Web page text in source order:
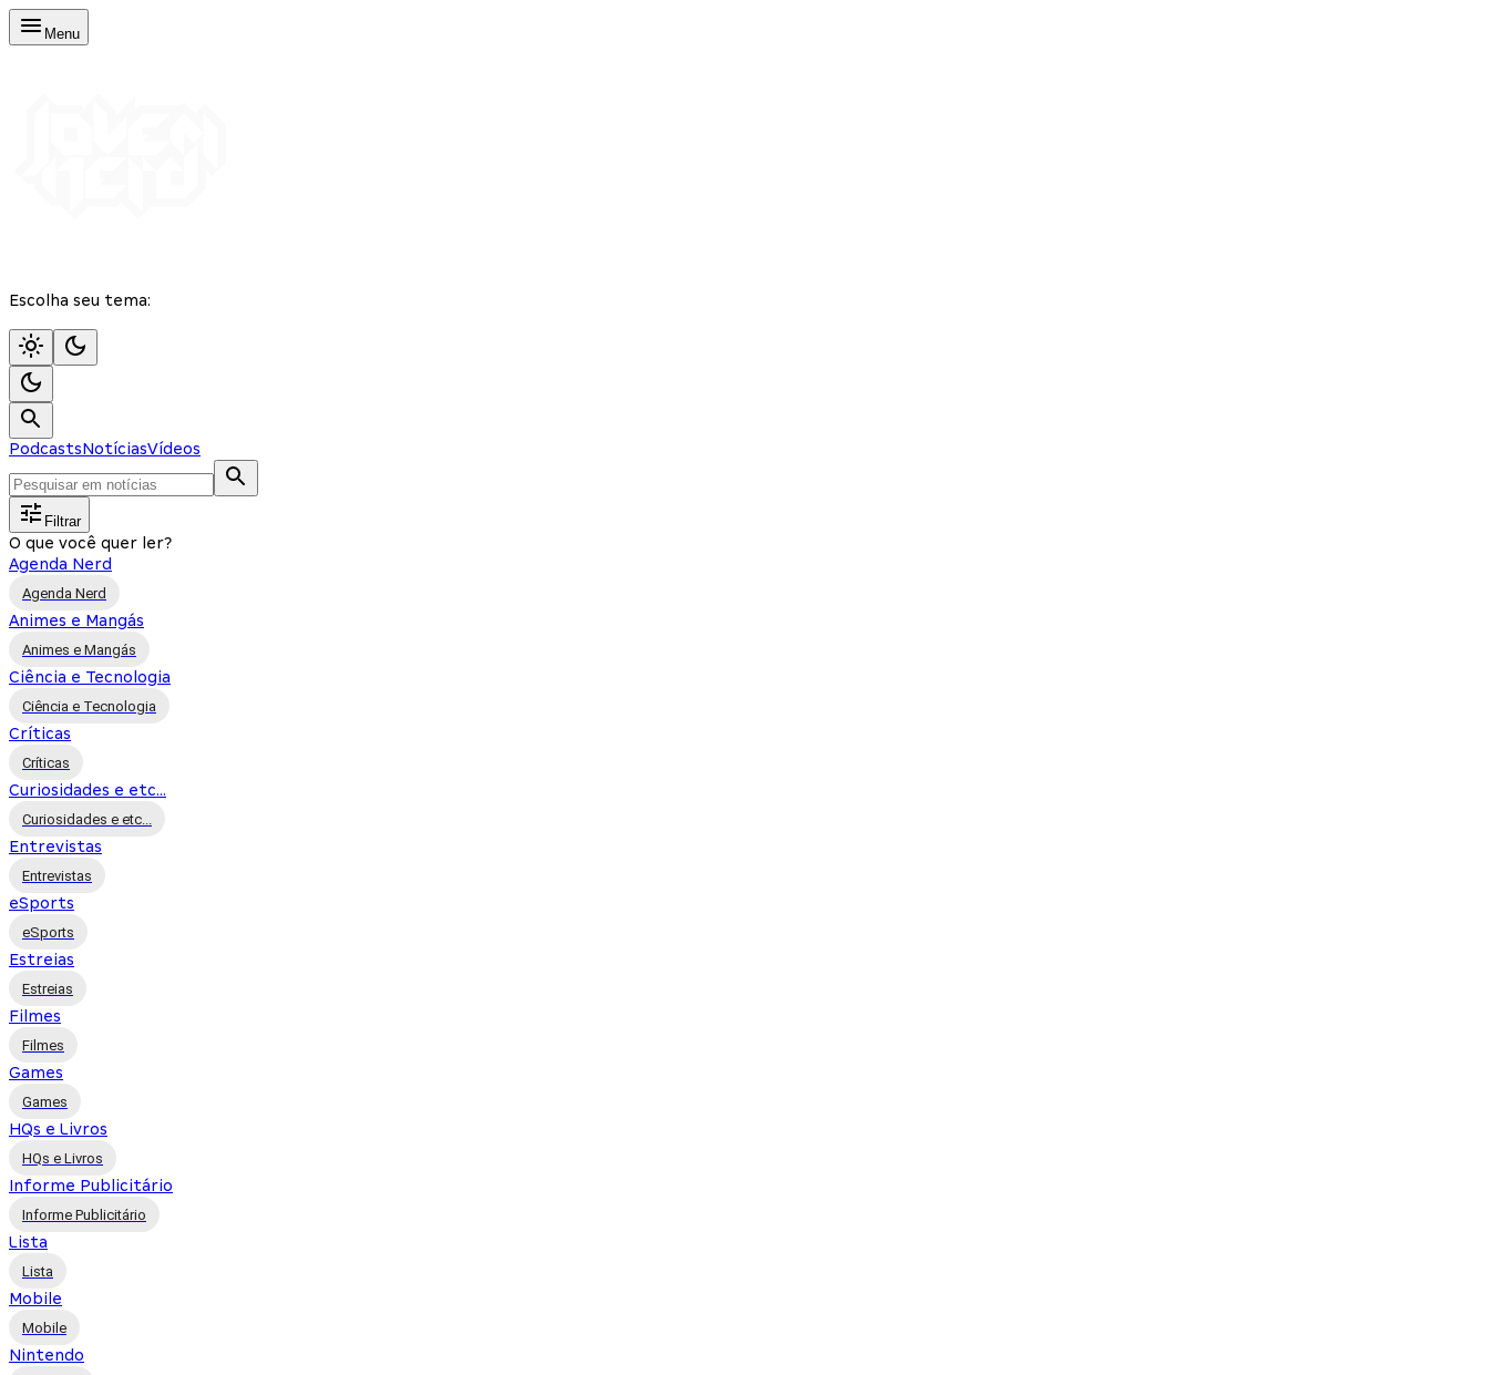
Menu
Escolha seu tema:
PodcastsNotíciasVídeos
Filtrar
O que você quer ler?
Agenda Nerd
Agenda Nerd
Animes e Mangás
Animes e Mangás
Ciência e Tecnologia
Ciência e Tecnologia
Críticas
Críticas
Curiosidades e etc...
Curiosidades e etc...
Entrevistas
Entrevistas
eSports
eSports
Estreias
Estreias
Filmes
Filmes
Games
Games
HQs e Livros
HQs e Livros
Informe Publicitário
Informe Publicitário
Lista
Lista
Mobile
Mobile
Nintendo